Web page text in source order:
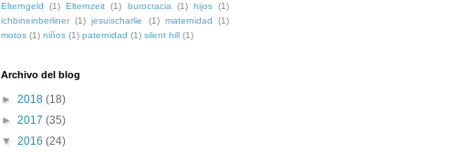
Elterngeld
(1) Elternzeit (1) burocracia (1) hijos (1)
ichbineinberliner (1) jesuischarlie (1) maternidad
(1)
motos (1) niños (1) paternidad (1) silent hill (1)
Archivo del blog
► 2018 (18)
► 2017 (35)
▼ 2016 (24)